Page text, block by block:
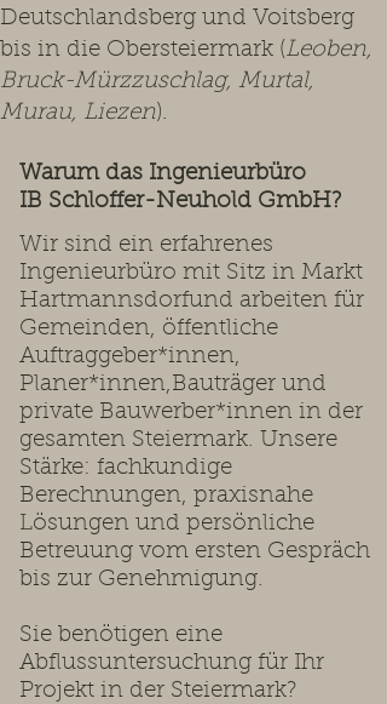
Deutschlandsberg und Voitsberg
bis in die Obersteiermark (Leoben,
Bruck-Mürzzuschlag, Murtal,
Murau, Liezen).
Warum das Ingenieurbüro
IB Schloffer-Neuhold GmbH?
Wir sind ein erfahrenes
Ingenieurbüro mit Sitz in Markt
Hartmannsdorfund arbeiten für
Gemeinden, öffentliche
Auftraggeber*innen,
Planer*innen,Bauträger und
private Bauwerber*innen in der
gesamten Steiermark. Unsere
Stärke: fachkundige
Berechnungen, praxisnahe
Lösungen und persönliche
Betreuung vom ersten Gespräch
bis zur Genehmigung.
Sie benötigen eine
Abflussuntersuchung für Ihr
Projekt in der Steiermark?